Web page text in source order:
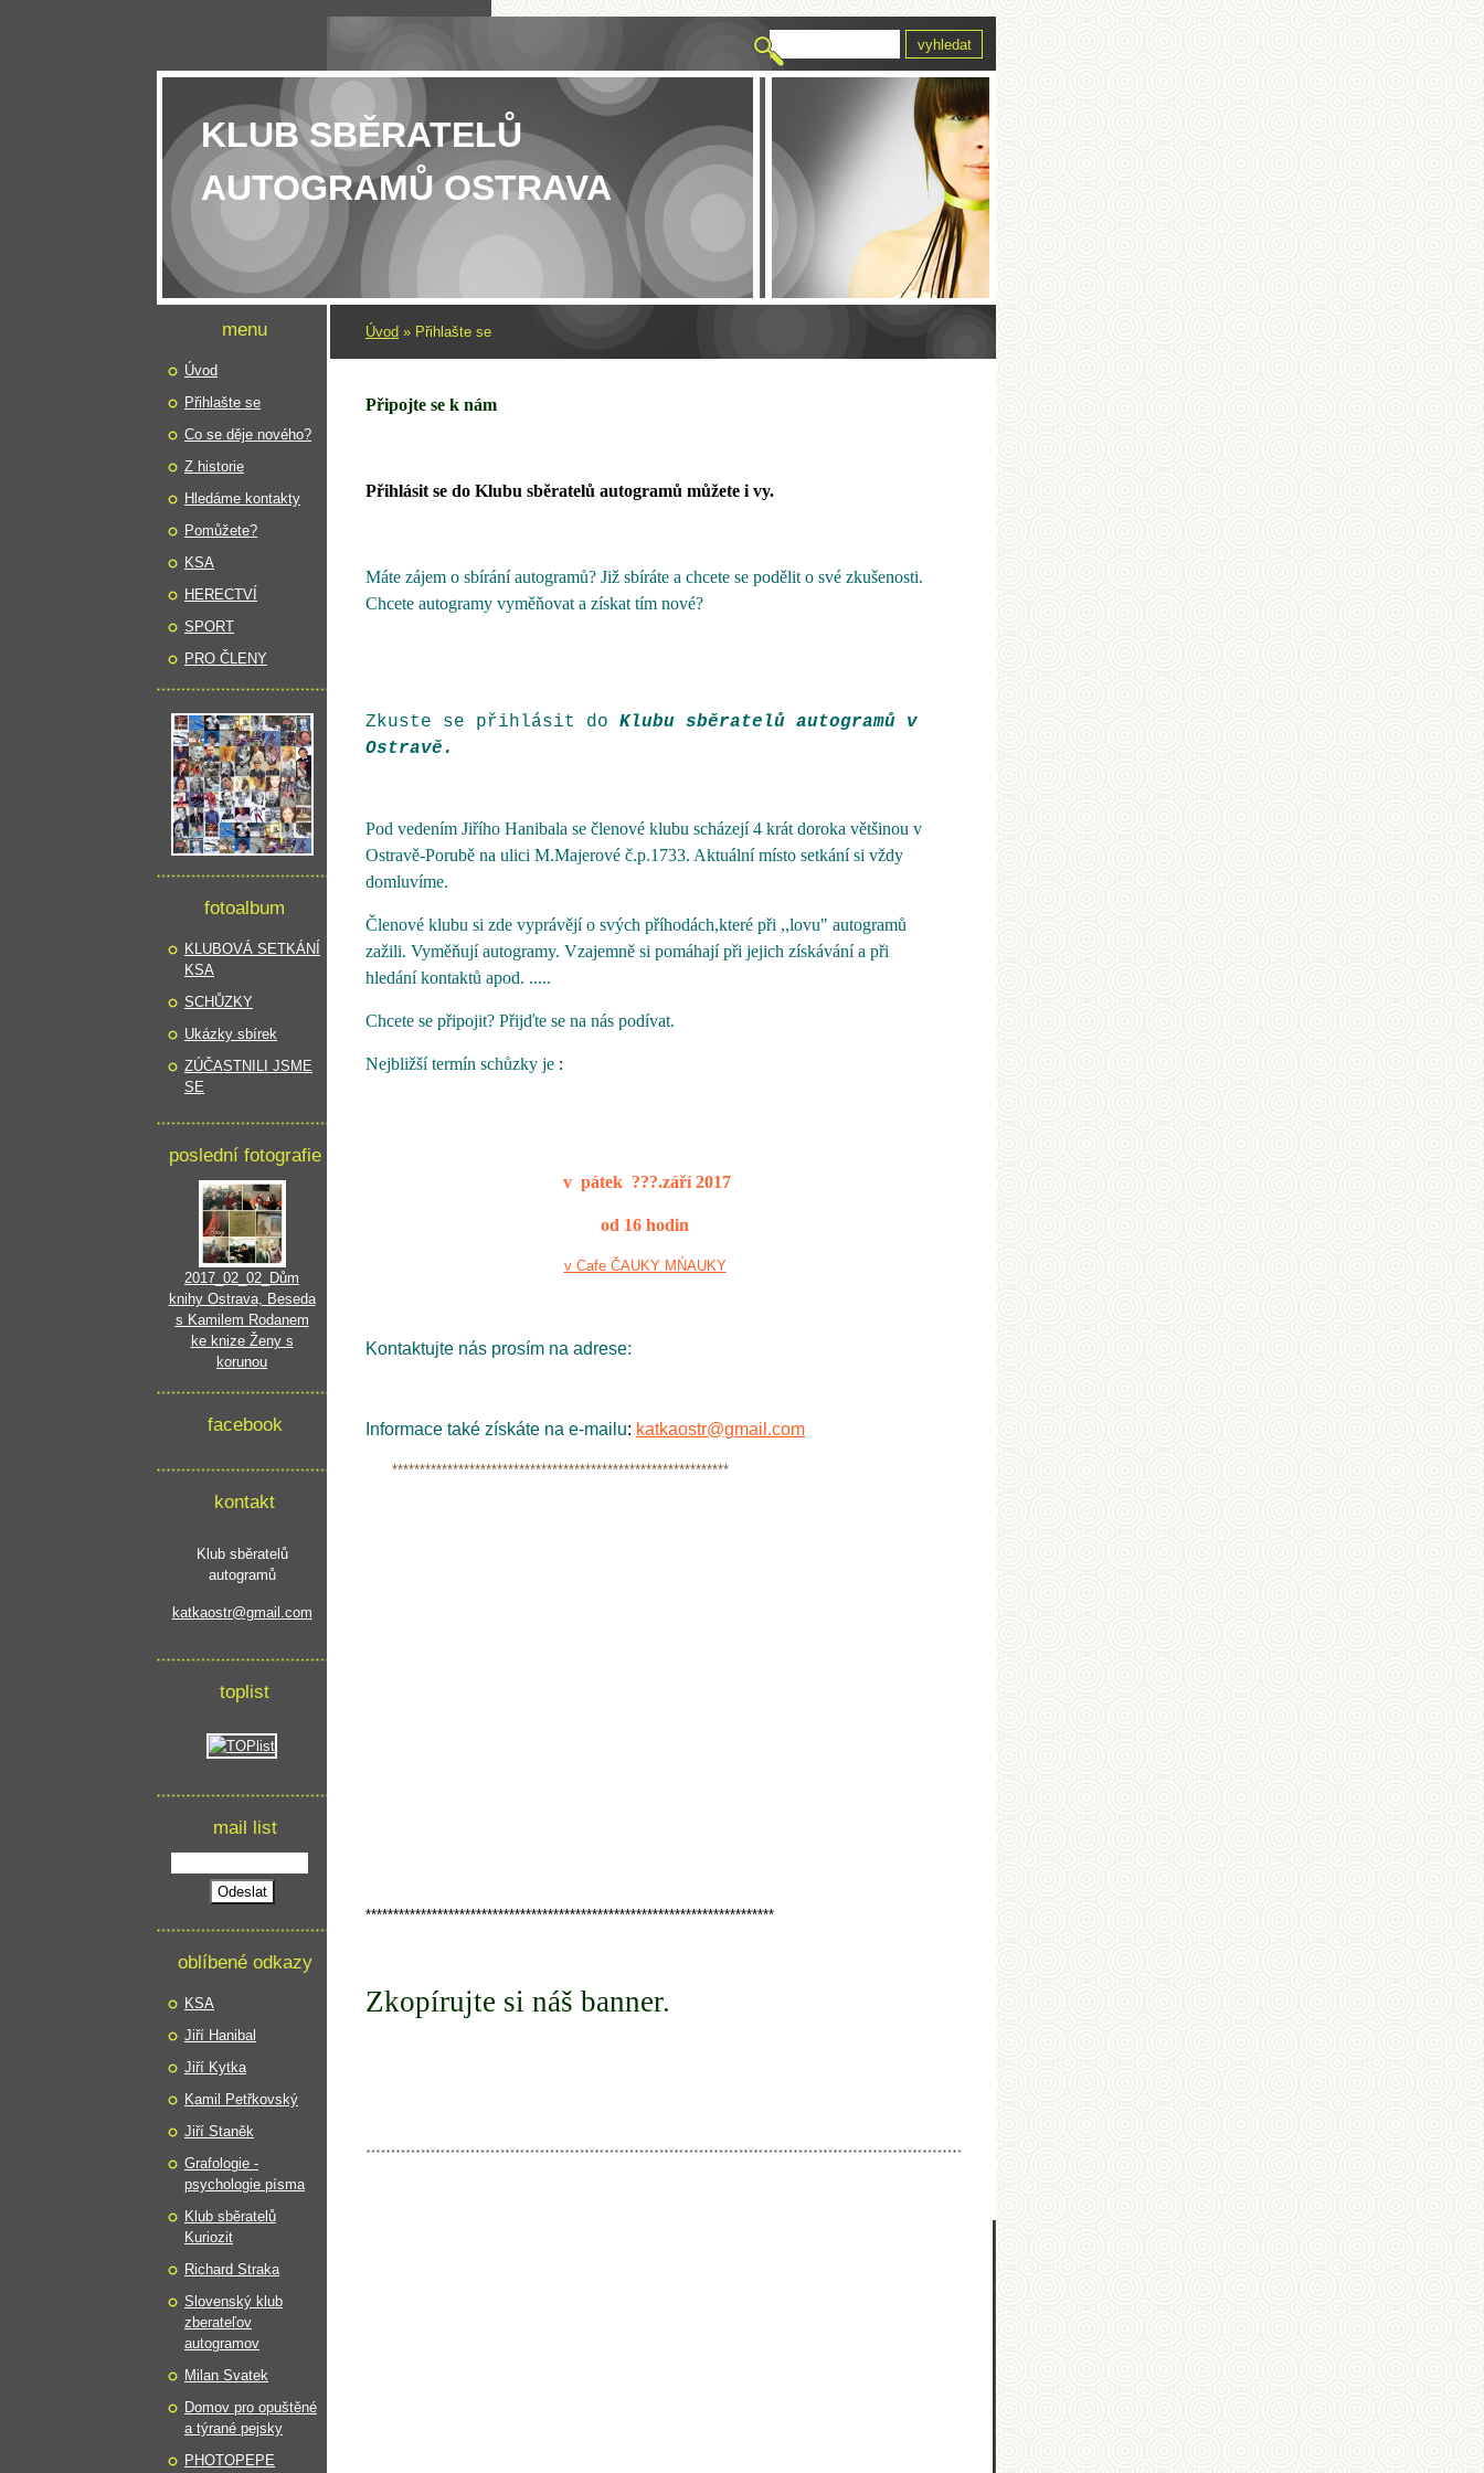
KLUB SBĚRATELŮ
AUTOGRAMŮ OSTRAVA
Úvod » Přihlašte se
Připojte se k nám
Přihlásit se do Klubu sběratelů autogramů můžete i vy.
Máte zájem o sbírání autogramů? Již sbíráte a chcete se podělit o své zkušenosti.
Chcete autogramy vyměňovat a získat tím nové?
Zkuste se přihlásit do Klubu sběratelů autogramů v
Ostravě.
Pod vedením Jiřího Hanibala se členové klubu scházejí 4 krát doroka většinou v
Ostravě-Porubě na ulici M.Majerové č.p.1733. Aktuální místo setkání si vždy
domluvíme.
Členové klubu si zde vyprávějí o svých příhodách,které při ,,lovu" autogramů
zažili. Vyměňují autogramy. Vzajemně si pomáhají při jejich získávání a při
hledání kontaktů apod. .....
Chcete se připojit? Přijďte se na nás podívat.
Nejbližší termín schůzky je :
v pátek ???.září 2017
od 16 hodin
v Cafe ČAUKY MŃAUKY
Kontaktujte nás prosím na adrese:
Informace také získáte na e-mailu: katkaostr@gmail.com
*************************************************************
**************************************************************************
Zkopírujte si náš banner.
menu
Úvod
Přihlašte se
Co se děje nového?
Z historie
Hledáme kontakty
Pomůžete?
KSA
HERECTVÍ
SPORT
PRO ČLENY
fotoalbum
KLUBOVÁ SETKÁNÍ
KSA
SCHŮZKY
Ukázky sbírek
ZÚČASTNILI JSME
SE
poslední fotografie
2017_02_02_Dům
knihy Ostrava, Beseda
s Kamilem Rodanem
ke knize Ženy s
korunou
facebook
kontakt
Klub sběratelů
autogramů
katkaostr@gmail.com
toplist
mail list
oblíbené odkazy
KSA
Jiří Hanibal
Jiří Kytka
Kamil Petřkovský
Jiří Staněk
Grafologie -
psychologie písma
Klub sběratelů
Kuriozit
Richard Straka
Slovenský klub
zberateľov
autogramov
Milan Svatek
Domov pro opuštěné
a týrané pejsky
PHOTOPEPE